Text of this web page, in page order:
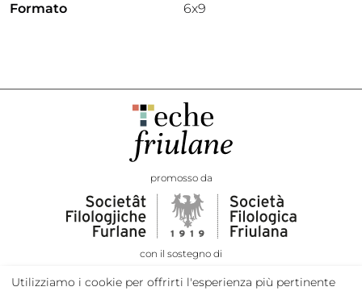
Formato
6x9
promosso da
con il sostegno di
Utilizziamo i cookie per offrirti l'esperienza più pertinente